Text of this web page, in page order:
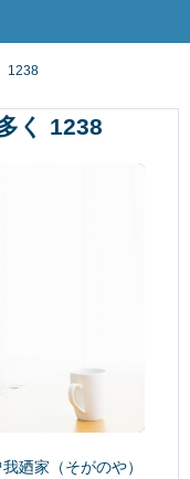
1238
く 1238
廼家（そがのや）